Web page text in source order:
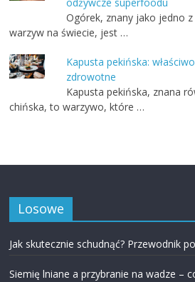
odżywcze superfoodu
Ogórek, znany jako jedno
warzyw na świecie, jest …
Kapusta pekińska:
zdrowotne
Kapusta pekińska, znana
chińska, to warzywo, które …
Losowe
Jak skutecznie schudnąć? Przewodnik
Siemię lniane a przybranie na wadze –